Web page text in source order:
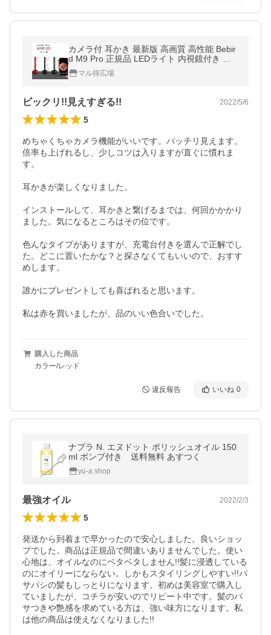
カメラ付 耳かき 最新版 高画質 高性能 Bebir
d M9 Pro 正規品 LEDライト 内視鏡付き 超
小型レンズ 耳掃除 耳鏡 IPX67防水 iPhone i
OS Android iPad 対応
マル得広場
ビックリ!!見えすぎる!! 2022/5/6
5
めちゃくちゃカメラ機能がいいです。バッチリ見えます。
倍率も上げれるし、少しコツは入りますが直ぐに慣れま
す。
耳かきが楽しくなりました。
インストールして、耳かきと繋げるまでは、何回かかかり
ました。気になるところはその位です。
色んなタイプがありますが、充電台付きを選んで正解でし
た。どこに置いたかな？と探さなくてもいいので、おすす
めします。
誰かにプレゼントしても喜ばれると思います。
私は赤を買いましたが、品のいい色合いでした。
購入した商品
カラー/レッド
違反報告 いいね 0
ナプラ N. エヌドット ポリッシュオイル 150
ml ポンプ付き 送料無料 あすつく
yu-a shop
最強オイル 2022/2/3
5
発送から到着まで早かったので安心しました。良いショッ
プでした。商品は正規品で間違いありませんでした。使い
心地は、オイルなのにベタベタしません!!髪に浸透している
のにオイリーにならない。しかもスタイリングしやすい!!パ
サパシの髪もしっとりになります。初めは美容室で購入し
ていましたが、コチラが安いのでリピート中です。髪のパ
サつきや艶感を求めている方は、強い味方になります。私
は他の商品は使えなくなりました!!